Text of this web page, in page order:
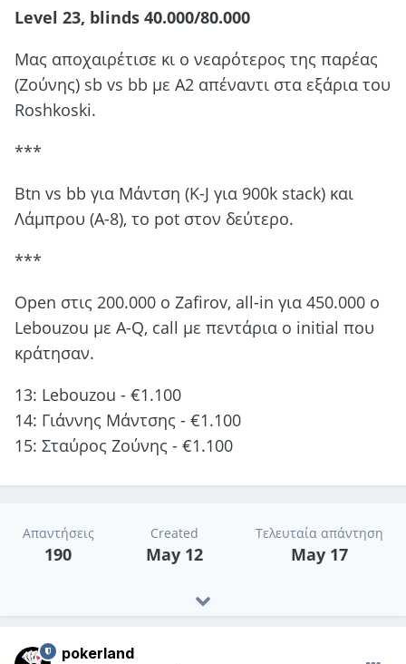
Level 23, blinds 40.000/80.000
Mας αποχαιρέτισε κι ο νεαρότερος της παρέας
(Ζούνης) sb vs bb με Α2 απέναντι στα εξάρια του
Roshkoski.
***
Btn vs bb για Μάντση (K-J για 900k stack) και
Λάμπρου (Α-8), το pot στον δεύτερο.
***
Οpen στις 200.000 ο Zafirov, all-in για 450.000 ο
Lebouzou με Α-Q, call με πεντάρια ο initial που
κράτησαν.
13: Lebouzou - €1.100
14: Γιάννης Μάντσης - €1.100
15: Σταύρος Ζούνης - €1.100
Απαντήσεις
190
Created
May 12
Τελευταία απάντηση
May 17
pokerland